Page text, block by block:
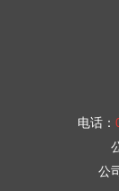
电话：
公